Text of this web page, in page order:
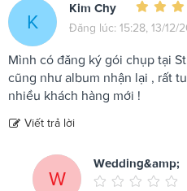
K
Kim Chy
Đăng lúc: 15:28, 13/12/
Mình có đăng ký gói chụp tại
cũng như album nhận lại , rất
nhiều khách hàng mới !
Viết trả lời
W
Wedding&amp;